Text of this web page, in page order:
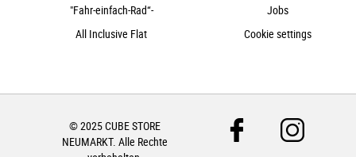
Crossbike, e-Bike, Trekking
ja
Scheibenbremsen hydraulisch
Aluminium
"Fahr-einfach-Rad“-
All Inclusive Flat
Jobs
Cookie settings
© 2025 CUBE STORE
NEUMARKT. Alle Rechte